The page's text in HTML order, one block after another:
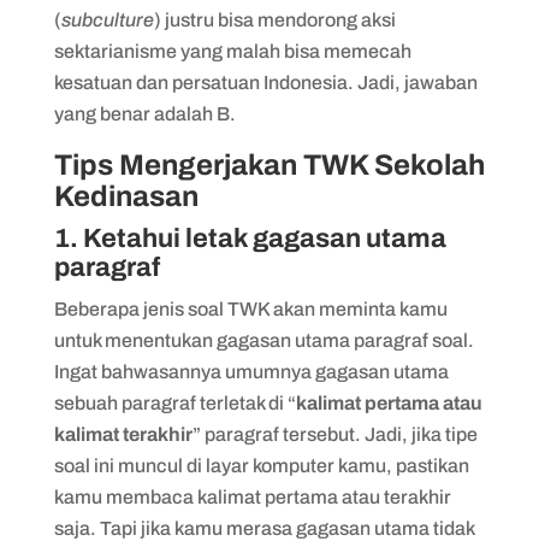
(subculture) justru bisa mendorong aksi
sektarianisme yang malah bisa memecah
kesatuan dan persatuan Indonesia. Jadi, jawaban
yang benar adalah B.
Tips Mengerjakan TWK Sekolah
Kedinasan
1. Ketahui letak gagasan utama
paragraf
Beberapa jenis soal TWK akan meminta kamu
untuk menentukan gagasan utama paragraf soal.
Ingat bahwasannya umumnya gagasan utama
sebuah paragraf terletak di “kalimat pertama atau
kalimat terakhir” paragraf tersebut. Jadi, jika tipe
soal ini muncul di layar komputer kamu, pastikan
kamu membaca kalimat pertama atau terakhir
saja. Tapi jika kamu merasa gagasan utama tidak